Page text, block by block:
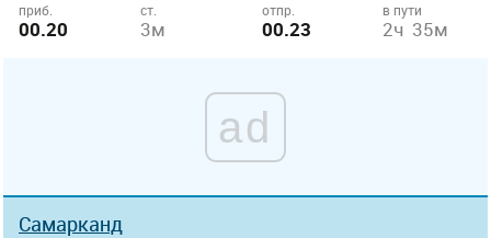
приб.
00.20
ст.
3м
отпр.
00.23
в пути
2ч 35м
ad
Самарканд